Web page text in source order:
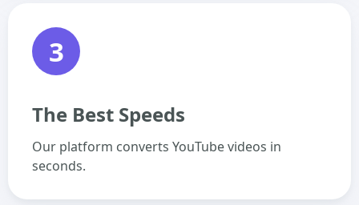
3
The Best Speeds
Our platform converts YouTube videos in
seconds.